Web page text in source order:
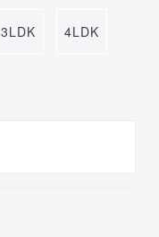
3LDK 4LDK